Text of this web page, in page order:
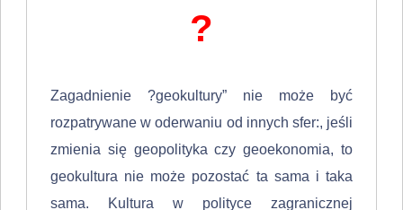
?
Zagadnienie ?geokultury” nie może być
rozpatrywane w oderwaniu od in­nych sfer:, jeśli
zmienia się geopolityka czy geoekonomia, to
geokultura nie mo­że pozostać ta sama i taka
sama. Kultura w polityce zagranicznej